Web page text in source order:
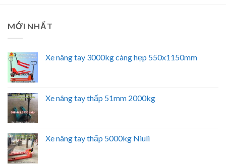
MỚI NHẤT
Xe nâng tay 3000kg càng hẹp 550x1150mm
Xe nâng tay thấp 51mm 2000kg
Xe nâng tay thấp 5000kg Niuli